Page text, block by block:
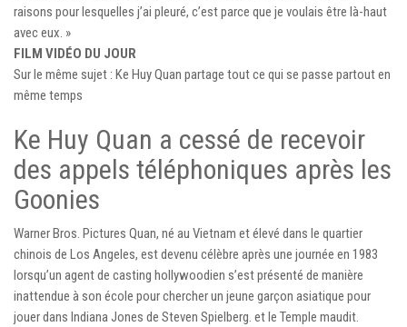
raisons pour lesquelles j’ai pleuré, c’est parce que je voulais être là-haut
avec eux. »
FILM VIDÉO DU JOUR
Sur le même sujet : Ke Huy Quan partage tout ce qui se passe partout en
même temps
Ke Huy Quan a cessé de recevoir
des appels téléphoniques après les
Goonies
Warner Bros. Pictures Quan, né au Vietnam et élevé dans le quartier
chinois de Los Angeles, est devenu célèbre après une journée en 1983
lorsqu’un agent de casting hollywoodien s’est présenté de manière
inattendue à son école pour chercher un jeune garçon asiatique pour
jouer dans Indiana Jones de Steven Spielberg. et le Temple maudit.